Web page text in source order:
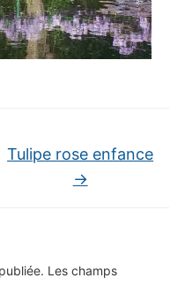
Tulipe rose enfance
→
Les champs